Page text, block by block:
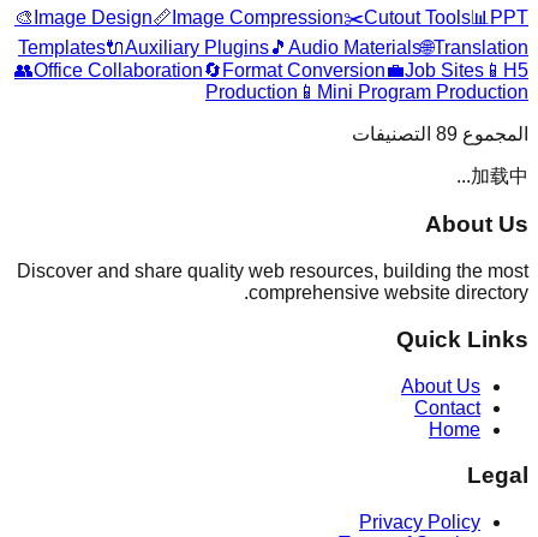
🎨 Image Design📏 Image Compression✂️Cutout Tools📊 PPT
Templates🔌Auxiliary Plugins🎵 Audio Materials🌐Translation
👥Office Collaboration🔄 Format Conversion💼Job Sites 📱 H5
Production 📱 Mini Program Production
المجموع 89 التصنيفات
加载中...
About Us
Discover and share quality web resources, building the most
comprehensive website directory.
Quick Links
About Us
Contact
Home
Legal
Privacy Policy